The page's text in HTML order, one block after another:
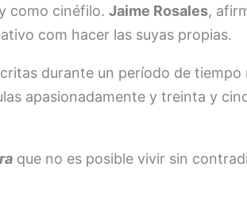
como cinéfilo.Jaime Rosales,
com hacer las suyas propias.
durante un período de
apasionadamente y treinta y
que no es posible vivir sin